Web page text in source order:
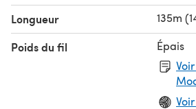
Longueur 135m
Poids du fil
Épais